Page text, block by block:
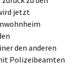
jetzt
den anderen
Polizeibeamten